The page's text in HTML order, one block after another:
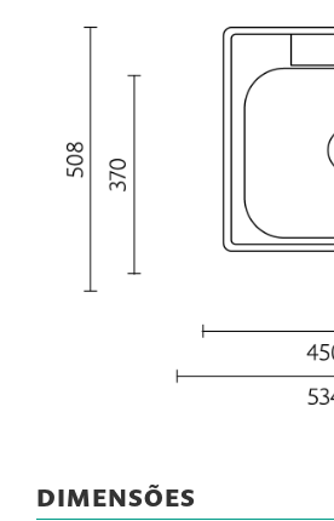
DIMENSÕES